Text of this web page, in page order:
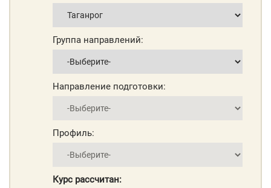
Группа направлений:
Направление подготовки:
Профиль:
Курс рассчитан: